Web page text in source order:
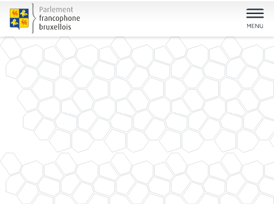
Accueil
Documents parlementaires
QO Schepmans Françoise - Les défibrillateurs dans les clubs
sportifs
QO Schepmans Françoise -
Les défibrillateurs dans les
clubs sportifs